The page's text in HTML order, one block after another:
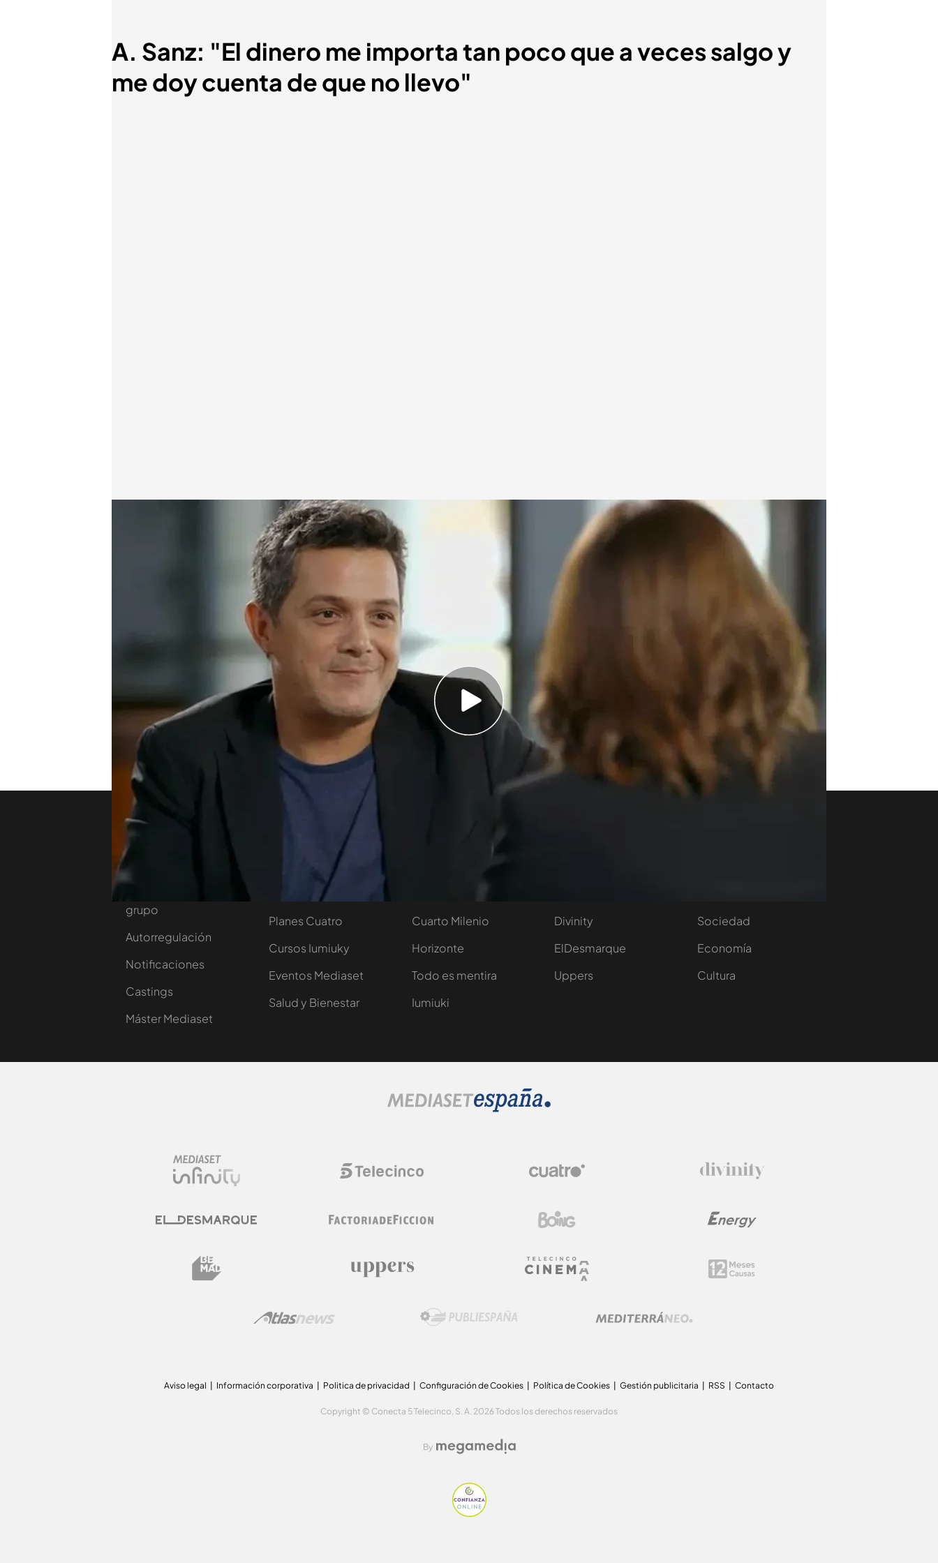
A. Sanz: "El dinero me importa tan poco que a veces salgo y
me doy cuenta de que no llevo"
Giras mundiales, millones de discos vendidos... ¿cúanto dinero ha
cosechado Alejandro Sanz?. "No lo sé, pero no por la gran cantidad que
es, sino porque no me quita el sueño". Una indiferencia que le provoca un
problemilla que a veces "le pone la cara colorada".
Temporada 4
Contacta
grupo
Autorregulación
Notificaciones
Castings
Máster Mediaset
Comprar entradas
Ofertas y regalos
Planes Cuatro
Cursos Iumiuky
Eventos Mediaset
Salud y Bienestar
Cuarto Milenio
Horizonte
Todo es mentira
Iumiuki
Divinity
ElDesmarque
Uppers
Sociedad
Economía
Cultura
Aviso legal Información corporativa Politica de privacidad Configuración de Cookies Política de Cookies Gestión publicitaria RSS Contacto
Copyright © Conecta 5 Telecinco, S. A. 2026 Todos los derechos reservados
By